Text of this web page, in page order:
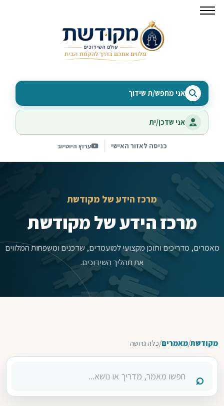
אני מחפש/ת שידוך
אני שדכן/ית
כניסה לאזור האישי ערוץ היוטיוב
מרכז הידע של מקודשת
מרכז הידע של מקודשת
מאמרים, מדריכים ותוכן מקצועי למועמדים, שדכנים ומשפחות המלווים
את תהליך השידוכים.
מקודשת/מאמרים/כלה גרושה